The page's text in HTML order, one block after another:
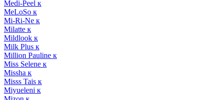
Medi-Peel к
MeLoSo к
Mi-Ri-Ne к
Milatte к
Mildlook к
Milk Plus к
Million Pauline к
Miss Selene к
Missha к
Misss Tais к
Miyueleni к